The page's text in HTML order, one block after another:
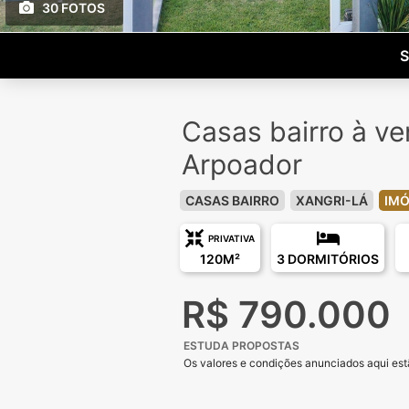
30 FOTOS
Casas bairro à
Arpoador
CASAS BAIRRO XANGRI-LÁ
PRIVATIVA
120M² 3 DORMITÓRIOS
R$ 790.000
ESTUDA PROPOSTAS
Os valores e condições anunciados aqui